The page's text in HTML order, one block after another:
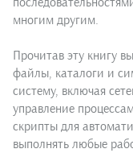
многим другим.
Прочитав эту книгу
файлы, каталоги и
систему, включая
управление
скрипты для
выполнять любые